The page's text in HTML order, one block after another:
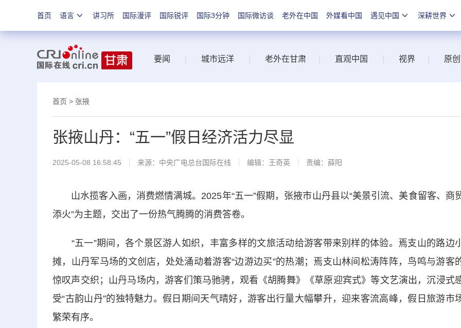
首页 语言 讲习所 国际漫评 国际锐评 国际3分钟 国际微访谈 老外在中国 外媒看中国 遇见中国 深耕世界
要闻 城市远洋 老外在甘肃 直观中国 视界 原创
首页 > 张掖
张掖山丹：“五一”假日经济活力尽显
2025-05-08 16:58:45 来源：中央广电总台国际在线 编辑：王奇英 责编：薛阳
山水揽客入画，消费燃情满城。2025年“五一”假期，张掖市山丹县以“美景引流、美食留客、商
添火”为主题，交出了一份热气腾腾的消费答卷。
“五一”期间，各个景区游人如织，丰富多样的文旅活动给游客带来别样的体验。焉支山的路边
摊，山丹军马场的文创店，处处涌动着游客“边游边买”的热潮；焉支山林间松涛阵阵，鸟鸣与游客
惊叹声交织；山丹马场内，游客们策马驰骋，观看《胡腾舞》《草原迎宾式》等文艺演出，沉浸式
受“古韵山丹”的独特魅力。假日期间天气晴好，游客出行量大幅攀升，迎来客流高峰，假日旅游市
繁荣有序。